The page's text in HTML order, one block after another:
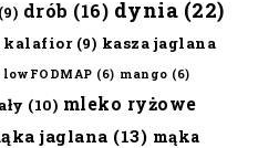
(9) drób (16) dynia (22)
kalafior(9) kasza jaglana
lowFODMAP (6) mango (6)
(10) mleko ryżowe
jaglana (13) mąka